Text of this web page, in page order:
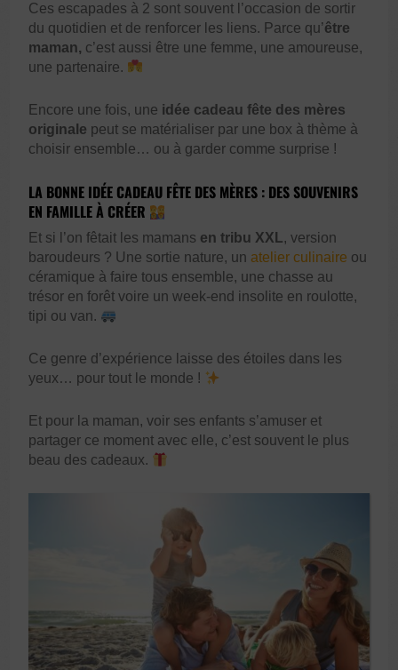
Ces escapades à 2 sont souvent l’occasion de sortir
du quotidien et de renforcer les liens. Parce qu’être
maman, c’est aussi être une femme, une amoureuse,
une partenaire.
Encore une fois, une idée cadeau fête des mères
originale peut se matérialiser par une box à thème à
choisir ensemble… ou à garder comme surprise !
LA BONNE IDÉE CADEAU FÊTE DES MÈRES : DES SOUVENIRS
EN FAMILLE À CRÉER
Et si l’on fêtait les mamans en tribu XXL, version
baroudeurs ? Une sortie nature, un atelier culinaire ou
céramique à faire tous ensemble, une chasse au
trésor en forêt voire un week-end insolite en roulotte,
tipi ou van.
Ce genre d’expérience laisse des étoiles dans les
yeux… pour tout le monde !
Et pour la maman, voir ses enfants s’amuser et
partager ce moment avec elle, c’est souvent le plus
beau des cadeaux.